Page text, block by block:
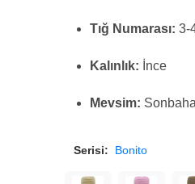
Tığ Numarası: 3-
Kalınlık: İnce
Mevsim:
Serisi: Bonito